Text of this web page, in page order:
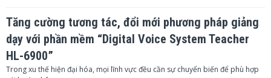
Hỗ trợ:
cổng điều khiển âm lượng, điều
khiển âm lượng của Mic
Âm ly:
Tần số đáp ứng: 35Hz-20KHz -0.5dB
Tăng cường tương tác, đổi mới phương pháp giảng
dạy với phần mềm “Digital Voice System Teacher
HL-6900”
Trong xu thế hiện đại hóa, mọi lĩnh vực đều cần sự chuyển biến để phù hợp